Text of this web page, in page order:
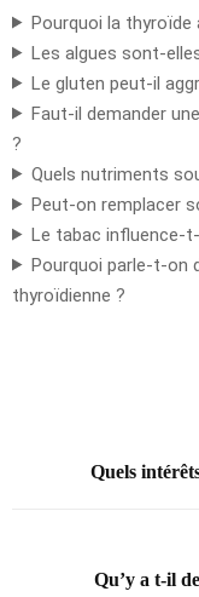
Pourquoi la thyroïde
Les algues sont-
Le gluten peut-il
Faut-il demander
?
Quels nutriments
Peut-on remplacer
Le tabac influence-
Pourquoi parle-t-on
thyroïdienne ?
Quels
Qu’y a t-il